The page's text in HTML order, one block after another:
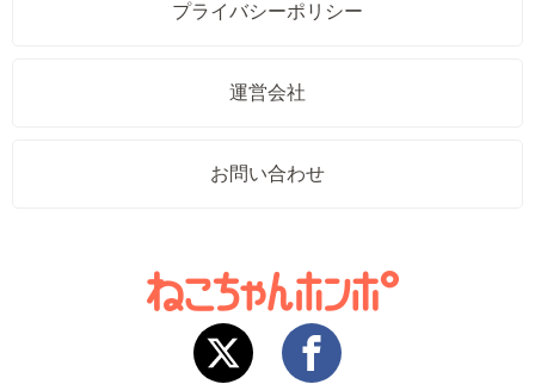
プライバシーポリシー
運営会社
お問い合わせ